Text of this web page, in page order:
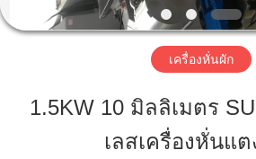
VR
กับ
เครื่องหั่นผัก
1.5KW 10 มิลลิเมตร
เลสเครื่องหั่นแต